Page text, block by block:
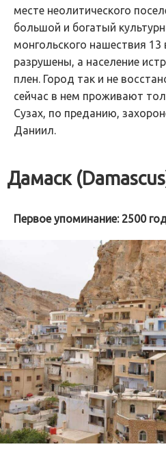
месте неолитического
большой и богатый
монгольского нашествия 13
разрушены, а население
плен. Город так и не
сейчас в нем проживают
Сузах, по преданию,
Даниил.
Дамаск
Первое упоминание: 2500